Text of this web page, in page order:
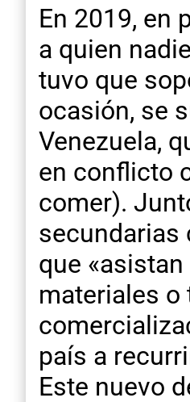
En 2019, en
a quien
tuvo que
ocasión, se
Venezuela,
en conflicto
comer).
secundarias
que
materiales o
país a
Este nuevo